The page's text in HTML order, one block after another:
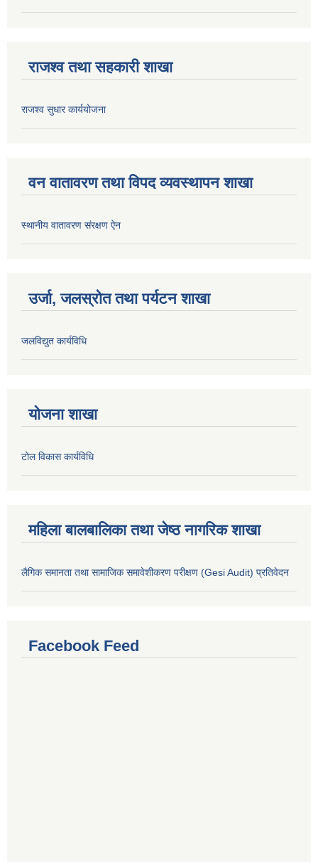
राजश्व तथा सहकारी शाखा
राजश्व सुधार कार्ययोजना
वन वातावरण तथा विपद व्यवस्थापन शाखा
स्थानीय वातावरण संरक्षण ऐन
उर्जा, जलस्रोत तथा पर्यटन शाखा
जलविद्युत कार्यविधि
योजना शाखा
टोल विकास कार्यविधि
महिला बालबालिका तथा जेष्ठ नागरिक शाखा
लैगिक समानता तथा सामाजिक समावेशीकरण परीक्षण (Gesi Audit) प्रतिवेदन
Facebook Feed